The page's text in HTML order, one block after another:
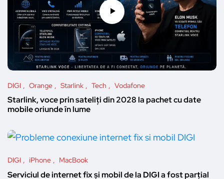
DIGI Orange Starlink Tech Vodafone
Starlink, voce prin sateliți din 2028 la pachet cu date
mobile oriunde în lume
DIGI iPhone MacBook
Serviciul de internet fix și mobil de la DIGI a fost parțial